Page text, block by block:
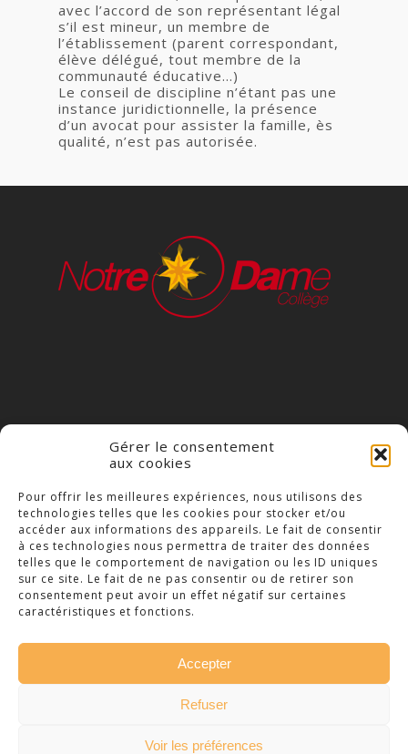
Gérer le consentement
aux cookies
Pour offrir les meilleures expériences, nous utilisons des
technologies telles que les cookies pour stocker et/ou
accéder aux informations des appareils. Le fait de consentir
à ces technologies nous permettra de traiter des données
telles que le comportement de navigation ou les ID uniques
sur ce site. Le fait de ne pas consentir ou de retirer son
consentement peut avoir un effet négatif sur certaines
caractéristiques et fonctions.
Accepter
Refuser
Voir les préférences
avec l’accord de son représentant légal
s’il est mineur, un membre de
l’établissement (parent correspondant,
élève délégué, tout membre de la
communauté éducative…)
Le conseil de discipline n’étant pas une
instance juridictionnelle, la présence
d’un avocat pour assister la famille, ès
qualité, n’est pas autorisée.
COLLÈGE NOTRE DAME
23 Place Saint-Jean,
79300 Bressuire
Téléphone : 05 49 74 46 20